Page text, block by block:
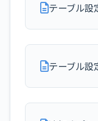
テーブル設
テーブル設